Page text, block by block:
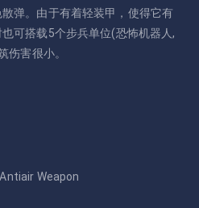
弹。由于有着轻装甲，使得它有
可搭载5个步兵单位(恐怖机器人,
伤害很小。
Weapon